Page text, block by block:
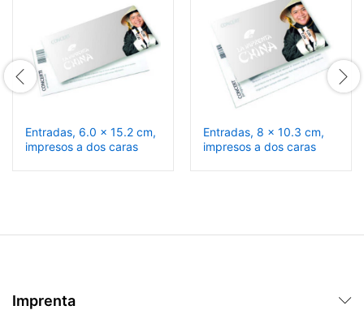
Entradas, 6.0 x 15.2 cm,
impresos a dos caras
Entradas, 8 x 10.3 cm,
impresos a dos caras
Imprenta